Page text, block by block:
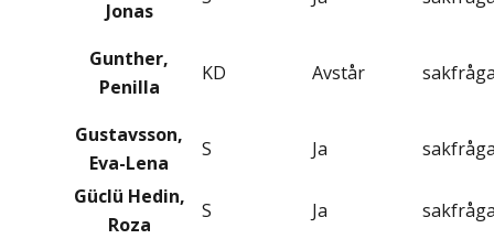
Jonas
Gunther,
Penilla
KD Avstår
Gustavsson,
Eva-Lena
S Ja
Güclü Hedin,
Roza
S Ja